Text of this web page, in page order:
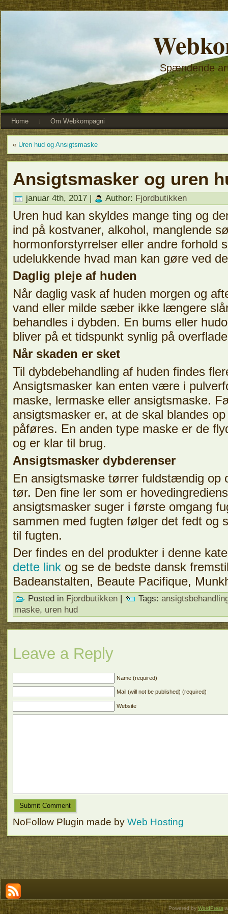
Spændende
Home Om Webkompagni
« Uren hud og Ansigtsmaske
Ansigtsmasker og uren
januar 4th, 2017 | Author: Fjordbutikken
Uren hud kan skyldes mange ting og
ind på kostvaner, alkohol, manglende
hormonforstyrrelser eller andre forhold
udelukkende hvad man kan gøre ved
Daglig pleje af huden
Når daglig vask af huden morgen og
vand eller milde sæber ikke længere
behandles i dybden. En bums eller
bliver på et tidspunkt synlig på
Når skaden er sket
Til dybdebehandling af huden findes
Ansigtsmasker kan enten være i
maske, lermaske eller ansigtsmaske.
ansigtsmasker er, at de skal blandes
påføres. En anden type maske er de
og er klar til brug.
Ansigtsmasker dybderenser
En ansigtsmaske tørrer fuldstændig op
tør. Den fine ler som er
ansigtsmasker suger i første omgang
sammen med fugten følger det fedt og
til fugten.
Der findes en del produkter i denne
dette link og se de bedste dansk
Badeanstalten, Beaute Pacifique,
Posted in Fjordbutikken Tags:
maske, uren hud
Leave a Reply
Name (required)
Mail (will not be published) (required)
Website
NoFollow Plugin made by Web Hosting
Powered byWordPress